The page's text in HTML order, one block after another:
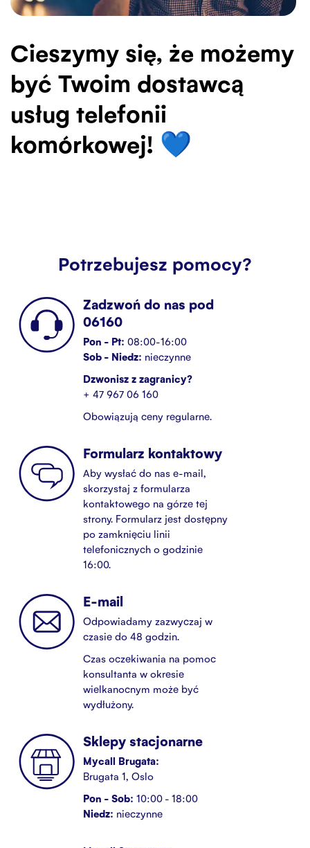
Cieszymy się, że możemy
być Twoim dostawcą
usług telefonii
komórkowej! 💙
Potrzebujesz pomocy?
Zadzwoń do nas pod
06160
Pon - Pt: 08:00-16:00
Sob - Niedz: nieczynne
Dzwonisz z zagranicy?
+ 47 967 06 160
Obowiązują ceny regularne.
Formularz kontaktowy
Aby wysłać do nas e-mail,
skorzystaj z formularza
kontaktowego na górze tej
strony. Formularz jest dostępny
po zamknięciu linii
telefonicznych o godzinie
16:00.
E-mail
Odpowiadamy zazwyczaj w
czasie do 48 godzin.
Czas oczekiwania na pomoc
konsultanta w okresie
wielkanocnym może być
wydłużony.
Sklepy stacjonarne
Mycall Brugata:
Brugata 1, Oslo
Pon - Sob: 10:00 - 18:00
Niedz: nieczynne